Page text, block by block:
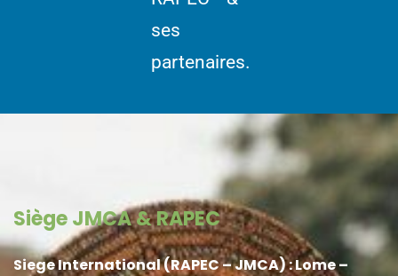
ses
partenaires.
Siège JMCA & RAPEC
Siege International (RAPEC – JMCA) : Lome –